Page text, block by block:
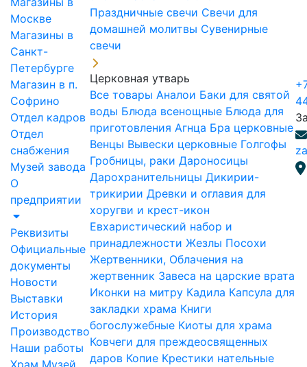
Москве
Магазины в
Санкт-
Петербурге
Магазин в п.
Софрино
Отдел кадров
Отдел
снабжения
Музей завода
О
предприятии
Реквизиты
Официальные
документы
Новости
Выставки
История
Производство
Наши работы
Храм Музей
Праздничные свечи Свечи для
домашней молитвы Сувенирные
свечи
Церковная утварь
Все товары Аналои Баки для святой
воды Блюда всенощные Блюда для
приготовления Агнца Бра церковные
Венцы Вывески церковные Голгофы
Гробницы, раки Дароносицы
Дарохранительницы Дикирии-
трикирии Древки и оглавия для
хоругви и крест-икон
Евхаристический набор и
принадлежности Жезлы Посохи
Жертвенники, Облачения на
жертвенник Завеса на царские врата
Иконки на митру Кадила Капсула для
закладки храма Книги
богослужебные Киоты для храма
Ковчеги для преждеосвященных
даров Копие Крестики нательные